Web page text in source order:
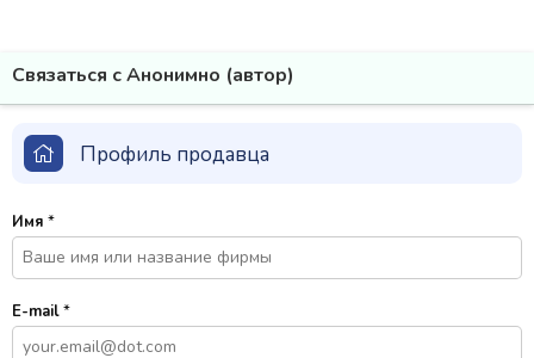
Связаться с Анонимно (автор)
Профиль продавца
Имя *
E-mail*